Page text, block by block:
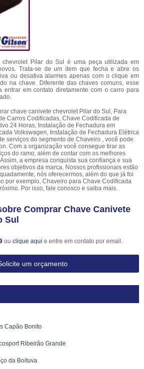
chevrolet Pilar do Sul é uma peça utilizada em
Trata-se de um item que fecha e abre os
ou desativa alarmes apenas com o clique em
na chave. Diferente das chaves comuns, esse
entrar em contato diretamente com o carro para
chave canivete chevrolet Pilar do Sul, Para
Carros Codificadas, Chave Codificada de
24 Horas, Instalação de Fechadura em
Volkswagen, Instalação de Fechadura Elétrica
serviços do segmento de Chaveiro , você pode
Com a organização você consegue tirar as
do ramo, além de contar com os melhores
a empresa conquista sua confiança e sua
objetivos da marca. Nossos profissionais estão
nós oferecermos, além do que já foi
por exemplo, Chaveiro para Chave Codificada
Por isso, fale conosco e saiba mais.
Comprar Chave Canivete
Sul
ou clique aqui e entre em contato por email.
um orçamento
Capão Bonito
Ribeirão Grande
da Boituva